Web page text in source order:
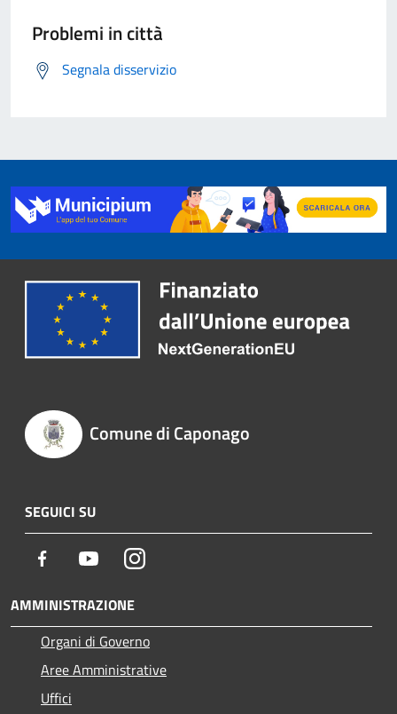
Problemi in città
Segnala disservizio
Comune di Caponago
SEGUICI SU
Facebook YoutubeInstagram
AMMINISTRAZIONE
Organi di Governo
Aree Amministrative
Uffici